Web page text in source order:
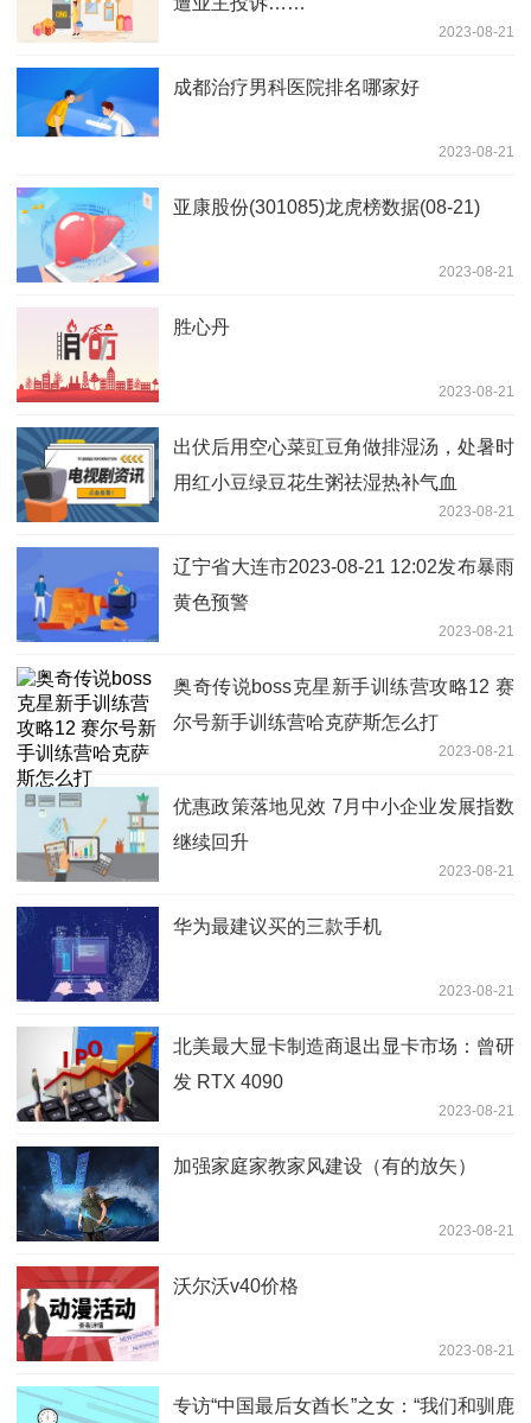
2023-08-21
成都治疗男科医院排名哪家好
2023-08-21
亚康股份(301085)龙虎榜数据(08-21)
2023-08-21
胜心丹
2023-08-21
出伏后用空心菜豇豆角做排湿汤，处暑时
用红小豆绿豆花生粥祛湿热补气血
2023-08-21
辽宁省大连市2023-08-21 12:02发布暴雨
黄色预警
2023-08-21
奥奇传说boss克星新手训练营攻略12 赛
尔号新手训练营哈克萨斯怎么打
2023-08-21
优惠政策落地见效 7月中小企业发展指数
继续回升
2023-08-21
华为最建议买的三款手机
2023-08-21
北美最大显卡制造商退出显卡市场：曾研
发 RTX 4090
2023-08-21
加强家庭家教家风建设（有的放矢）
2023-08-21
沃尔沃v40价格
2023-08-21
专访“中国最后女酋长”之女：“我们和驯鹿